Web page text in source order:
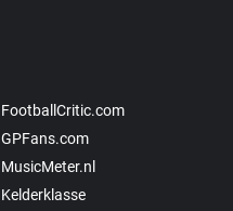
FootballCritic.com
GPFans.com
MusicMeter.nl
Kelderklasse